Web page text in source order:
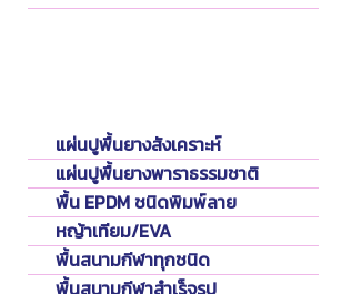
แผ่นปูพื้นยางสังเคราะห์
แผ่นปูพื้นยางพาราธรรมชาติ
พื้น EPDM ชนิดพิมพ์ลาย
หญ้าเทียม/EVA
พื้นสนามกีฬาทุกชนิด
พื้นสนามกีฬาสำเร็จรูป